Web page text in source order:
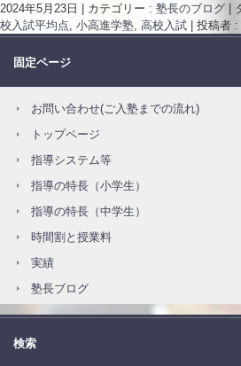
2024年5月23日 | カテゴリー : 塾長のブログ |
校入試平均点 小高進学塾 高校入試 | 投稿者 :
固定ページ
お問い合わせ(ご入塾までの流れ)
トップページ
指導システム等
指導の特長（小学生）
指導の特長（中学生）
時間割と授業料
実績
塾長ブログ
検索